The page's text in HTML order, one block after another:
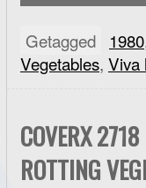
Getagged 1980
Vegetables, Viva
COVERX
ROTTING